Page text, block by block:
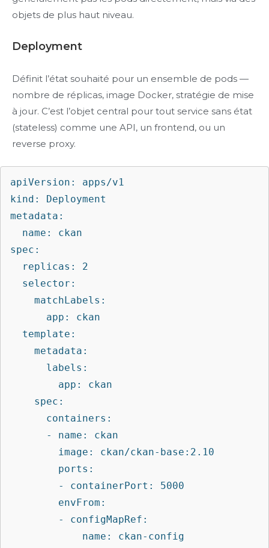
objets de plus haut niveau.
Deployment
Définit l’état souhaité pour un ensemble de pods —
nombre de réplicas, image Docker, stratégie de mise
à jour. C’est l’objet central pour tout service sans état
(stateless) comme une API, un frontend, ou un
reverse proxy.
apiVersion: apps/v1
kind: Deployment
metadata:
spec: